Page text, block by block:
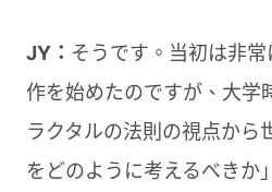
JY： そうです。当初は非
作を始めたのですが、大学
ラクタルの法則の視点から
をどのように考えるべきか